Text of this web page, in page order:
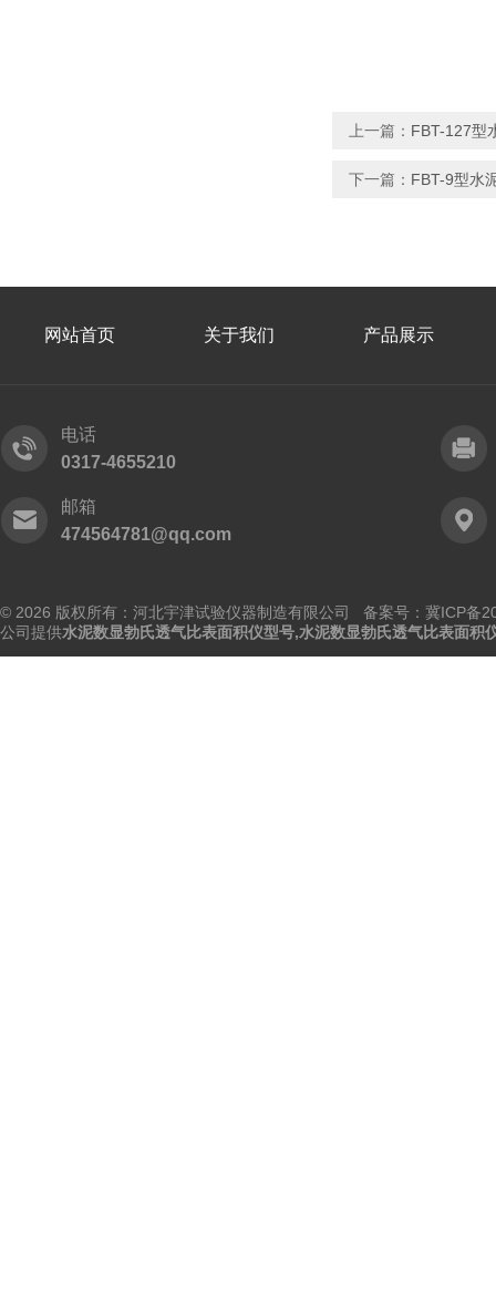
上一篇： FBT-127型
下一篇： FBT-9型水
网站首页 关于我们 产品展示
电话
0317-4655210
邮箱
474564781@qq.com
© 2026 版权所有：河北宇津试验仪器制造有限公司 备案号：冀ICP备
公司提供水泥数显勃氏透气比表面积仪型号,水泥数显勃氏透气比表面积